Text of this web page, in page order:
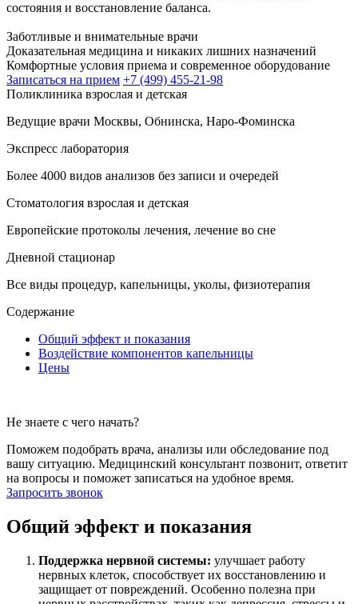
состояния и восстановление баланса.
Заботливые и внимательные врачи
Доказательная медицина и никаких лишних назначений
Комфортные условия приема и современное оборудование
Записаться на прием +7 (499) 455-21-98
Поликлиника взрослая и детская
Ведущие врачи Москвы, Обнинска, Наро-Фоминска
Экспресс лаборатория
Более 4000 видов анализов без записи и очередей
Стоматология взрослая и детская
Европейские протоколы лечения, лечение во сне
Дневной стационар
Все виды процедур, капельницы, уколы, физиотерапия
Содержание
Общий эффект и показания
Воздействие компонентов капельницы
Цены
Не знаете с чего начать?
Поможем подобрать врача, анализы или обследование под
вашу ситуацию. Медицинский консультант позвонит, ответит
на вопросы и поможет записаться на удобное время.
Запросить звонок
Общий эффект и показания
Поддержка нервной системы: улучшает работу
нервных клеток, способствует их восстановлению и
защищает от повреждений. Особенно полезна при